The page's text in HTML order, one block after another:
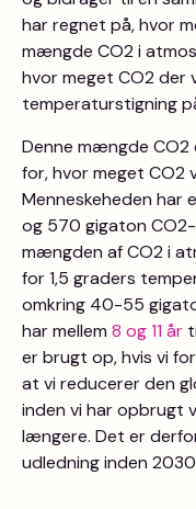
har regnet på, hvor
mængde CO2 i
hvor meget CO2 der
temperaturstigning
Denne mængde
for, hvor meget CO2
Menneskeheden har
og 570 gigaton
mængden af CO2 i
for 1,5 graders
omkring 40-55
har mellem 8 og 11 år
er brugt op, hvis vi
at vi reducerer den
inden vi har opbrugt
længere. Det er
udledning inden